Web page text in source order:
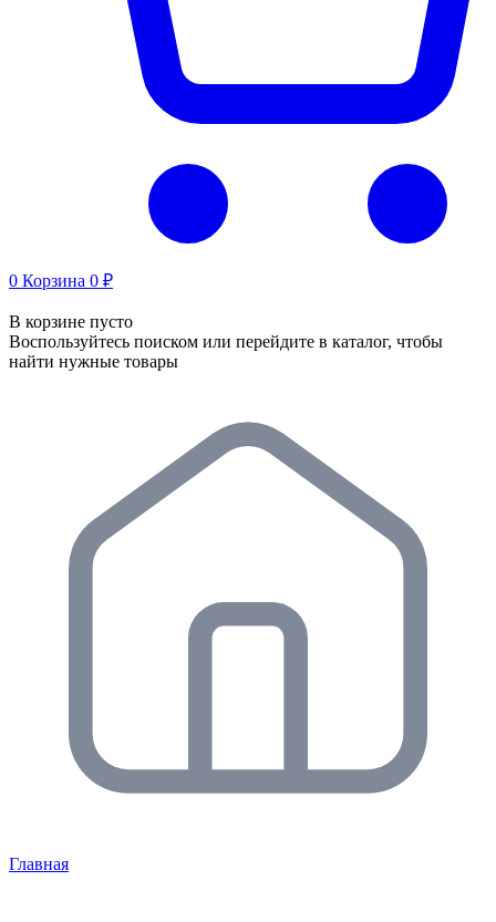
0 Корзина 0 ₽
В корзине пусто
Воспользуйтесь поиском или перейдите в каталог, чтобы
найти нужные товары
Главная